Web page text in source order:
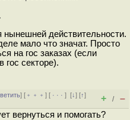
действительности.
мало что значат. Просто
на гос заказах (если
секторе).
] [ ﹢﹢﹢] [ · · ·][↓] [↑]
+ / –
вернуться и помогать?